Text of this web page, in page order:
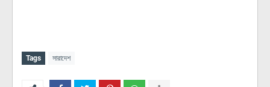
Tags সারাদেশ